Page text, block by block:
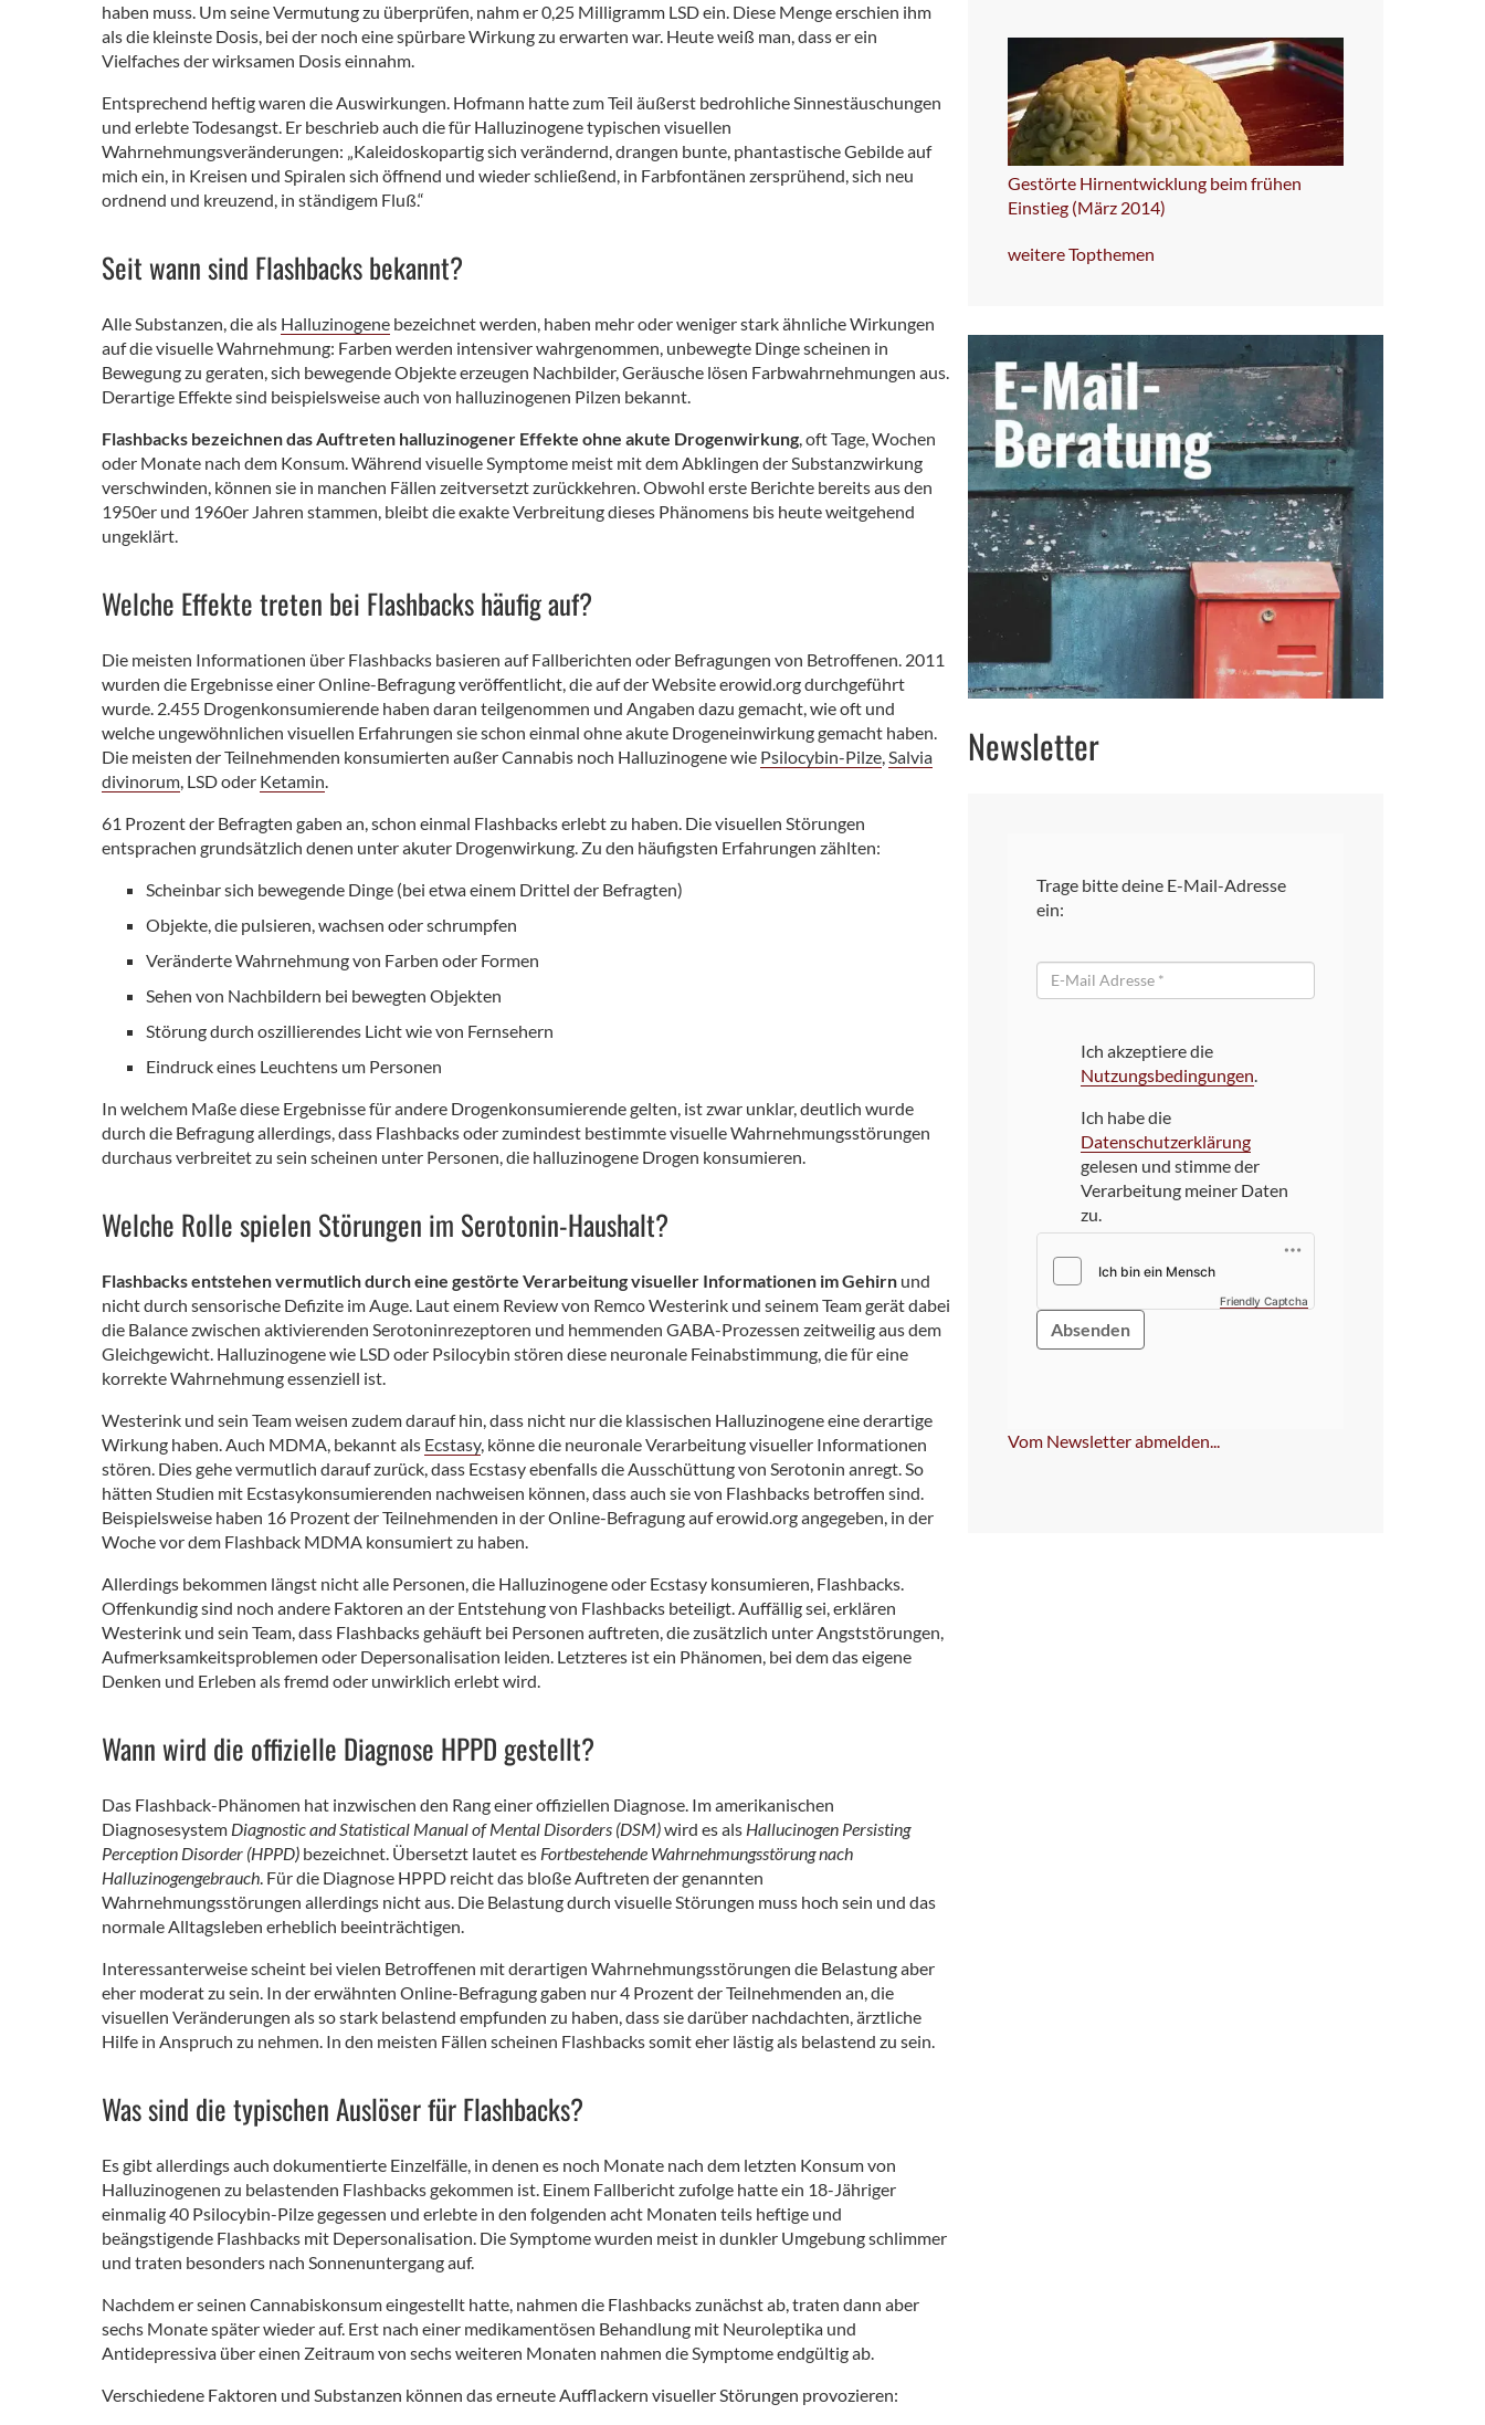
haben muss. Um seine Vermutung zu überprüfen, nahm er 0,25 Milligramm LSD ein. Diese Menge erschien ihm
als die kleinste Dosis, bei der noch eine spürbare Wirkung zu erwarten war. Heute weiß man, dass er ein
Vielfaches der wirksamen Dosis einnahm.
Entsprechend heftig waren die Auswirkungen. Hofmann hatte zum Teil äußerst bedrohliche Sinnestäuschungen
und erlebte Todesangst. Er beschrieb auch die für Halluzinogene typischen visuellen
Wahrnehmungsveränderungen: „Kaleidoskopartig sich verändernd, drangen bunte, phantastische Gebilde auf
mich ein, in Kreisen und Spiralen sich öffnend und wieder schließend, in Farbfontänen zersprühend, sich neu
ordnend und kreuzend, in ständigem Fluß.“
Seit wann sind Flashbacks bekannt?
Alle Substanzen, die als Halluzinogene bezeichnet werden, haben mehr oder weniger stark ähnliche Wirkungen
auf die visuelle Wahrnehmung: Farben werden intensiver wahrgenommen, unbewegte Dinge scheinen in
Bewegung zu geraten, sich bewegende Objekte erzeugen Nachbilder, Geräusche lösen Farbwahrnehmungen aus.
Derartige Effekte sind beispielsweise auch von halluzinogenen Pilzen bekannt.
Flashbacks bezeichnen das Auftreten halluzinogener Effekte ohne akute Drogenwirkung, oft Tage, Wochen
oder Monate nach dem Konsum. Während visuelle Symptome meist mit dem Abklingen der Substanzwirkung
verschwinden, können sie in manchen Fällen zeitversetzt zurückkehren. Obwohl erste Berichte bereits aus den
1950er und 1960er Jahren stammen, bleibt die exakte Verbreitung dieses Phänomens bis heute weitgehend
ungeklärt.
Welche Effekte treten bei Flashbacks häufig auf?
Die meisten Informationen über Flashbacks basieren auf Fallberichten oder Befragungen von Betroffenen. 2011
wurden die Ergebnisse einer Online-Befragung veröffentlicht, die auf der Website erowid.org durchgeführt
wurde. 2.455 Drogenkonsumierende haben daran teilgenommen und Angaben dazu gemacht, wie oft und
welche ungewöhnlichen visuellen Erfahrungen sie schon einmal ohne akute Drogeneinwirkung gemacht haben.
Die meisten der Teilnehmenden konsumierten außer Cannabis noch Halluzinogene wie Psilocybin-Pilze,Salvia
divinorum, LSD oder Ketamin.
61 Prozent der Befragten gaben an, schon einmal Flashbacks erlebt zu haben. Die visuellen Störungen
entsprachen grundsätzlich denen unter akuter Drogenwirkung. Zu den häufigsten Erfahrungen zählten:
Scheinbar sich bewegende Dinge (bei etwa einem Drittel der Befragten)
Objekte, die pulsieren, wachsen oder schrumpfen
Veränderte Wahrnehmung von Farben oder Formen
Sehen von Nachbildern bei bewegten Objekten
Störung durch oszillierendes Licht wie von Fernsehern
Eindruck eines Leuchtens um Personen
In welchem Maße diese Ergebnisse für andere Drogenkonsumierende gelten, ist zwar unklar, deutlich wurde
durch die Befragung allerdings, dass Flashbacks oder zumindest bestimmte visuelle Wahrnehmungsstörungen
durchaus verbreitet zu sein scheinen unter Personen, die halluzinogene Drogen konsumieren.
Welche Rolle spielen Störungen im Serotonin-Haushalt?
Flashbacks entstehen vermutlich durch eine gestörte Verarbeitung visueller Informationen im Gehirn und
nicht durch sensorische Defizite im Auge. Laut einem Review von Remco Westerink und seinem Team gerät dabei
die Balance zwischen aktivierenden Serotoninrezeptoren und hemmenden GABA-Prozessen zeitweilig aus dem
Gleichgewicht. Halluzinogene wie LSD oder Psilocybin stören diese neuronale Feinabstimmung, die für eine
korrekte Wahrnehmung essenziell ist.
Westerink und sein Team weisen zudem darauf hin, dass nicht nur die klassischen Halluzinogene eine derartige
Wirkung haben. Auch MDMA, bekannt als Ecstasy, könne die neuronale Verarbeitung visueller Informationen
stören. Dies gehe vermutlich darauf zurück, dass Ecstasy ebenfalls die Ausschüttung von Serotonin anregt. So
hätten Studien mit Ecstasykonsumierenden nachweisen können, dass auch sie von Flashbacks betroffen sind.
Beispielsweise haben 16 Prozent der Teilnehmenden in der Online-Befragung auf erowid.org angegeben, in der
Woche vor dem Flashback MDMA konsumiert zu haben.
Allerdings bekommen längst nicht alle Personen, die Halluzinogene oder Ecstasy konsumieren, Flashbacks.
Offenkundig sind noch andere Faktoren an der Entstehung von Flashbacks beteiligt. Auffällig sei, erklären
Westerink und sein Team, dass Flashbacks gehäuft bei Personen auftreten, die zusätzlich unter Angststörungen,
Aufmerksamkeitsproblemen oder Depersonalisation leiden. Letzteres ist ein Phänomen, bei dem das eigene
Denken und Erleben als fremd oder unwirklich erlebt wird.
Wann wird die offizielle Diagnose HPPD gestellt?
Das Flashback-Phänomen hat inzwischen den Rang einer offiziellen Diagnose. Im amerikanischen
Diagnosesystem Diagnostic and Statistical Manual of Mental Disorders (DSM)wird es als Hallucinogen Persisting
Perception Disorder (HPPD) bezeichnet. Übersetzt lautet es Fortbestehende Wahrnehmungsstörung nach
Halluzinogengebrauch. Für die Diagnose HPPD reicht das bloße Auftreten der genannten
Wahrnehmungsstörungen allerdings nicht aus. Die Belastung durch visuelle Störungen muss hoch sein und das
normale Alltagsleben erheblich beeinträchtigen.
Interessanterweise scheint bei vielen Betroffenen mit derartigen Wahrnehmungsstörungen die Belastung aber
eher moderat zu sein. In der erwähnten Online-Befragung gaben nur 4 Prozent der Teilnehmenden an, die
visuellen Veränderungen als so stark belastend empfunden zu haben, dass sie darüber nachdachten, ärztliche
Hilfe in Anspruch zu nehmen. In den meisten Fällen scheinen Flashbacks somit eher lästig als belastend zu sein.
Was sind die typischen Auslöser für Flashbacks?
Es gibt allerdings auch dokumentierte Einzelfälle, in denen es noch Monate nach dem letzten Konsum von
Halluzinogenen zu belastenden Flashbacks gekommen ist. Einem Fallbericht zufolge hatte ein 18-Jähriger
einmalig 40 Psilocybin-Pilze gegessen und erlebte in den folgenden acht Monaten teils heftige und
beängstigende Flashbacks mit Depersonalisation. Die Symptome wurden meist in dunkler Umgebung schlimmer
und traten besonders nach Sonnenuntergang auf.
Nachdem er seinen Cannabiskonsum eingestellt hatte, nahmen die Flashbacks zunächst ab, traten dann aber
sechs Monate später wieder auf. Erst nach einer medikamentösen Behandlung mit Neuroleptika und
Antidepressiva über einen Zeitraum von sechs weiteren Monaten nahmen die Symptome endgültig ab.
Verschiedene Faktoren und Substanzen können das erneute Aufflackern visueller Störungen provozieren:
Gestörte Hirnentwicklung beim frühen
Einstieg (März 2014)
weitere Topthemen
Newsletter
Trage bitte deine E-Mail-Adresse
ein:
E-
Mail
Ich akzeptiere die
Nutzungsbedingungen
Ich habe die
Datenschutzerklärung
gelesen und stimme der
Verarbeitung meiner Daten
zu.
Friendly Captcha
Bitte
dieses
Vom Newsletter abmelden...